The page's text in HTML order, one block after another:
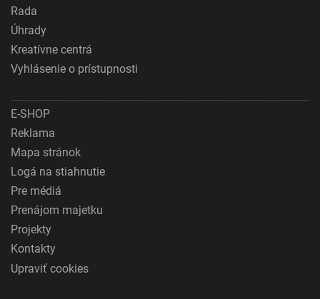
Rada
Úhrady
Kreatívne centrá
Vyhlásenie o prístupnosti
E-SHOP
Reklama
Mapa stránok
Logá na stiahnutie
Pre médiá
Prenájom majetku
Projekty
Kontakty
Upraviť cookies